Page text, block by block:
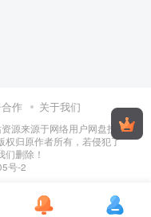
作 关于我们
源来源于网络用户网盘投
权归原作者所有，若侵犯了
删除！
号-2